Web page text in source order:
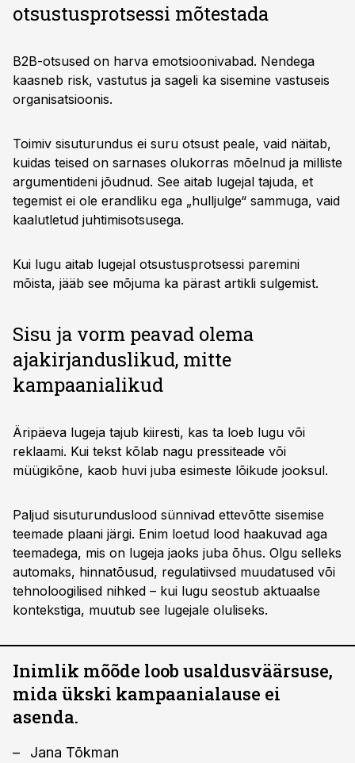
otsustusprotsessi mõtestada
B2B-otsused on harva emotsioonivabad. Nendega
kaasneb risk, vastutus ja sageli ka sisemine vastuseis
organisatsioonis.
Toimiv sisuturundus ei suru otsust peale, vaid näitab,
kuidas teised on sarnases olukorras mõelnud ja milliste
argumentideni jõudnud. See aitab lugejal tajuda, et
tegemist ei ole erandliku ega „hulljulge“ sammuga, vaid
kaalutletud juhtimisotsusega.
Kui lugu aitab lugejal otsustusprotsessi paremini
mõista, jääb see mõjuma ka pärast artikli sulgemist.
Sisu ja vorm peavad olema
ajakirjanduslikud, mitte
kampaanialikud
Äripäeva lugeja tajub kiiresti, kas ta loeb lugu või
reklaami. Kui tekst kõlab nagu pressiteade või
müügikõne, kaob huvi juba esimeste lõikude jooksul.
Paljud sisuturunduslood sünnivad ettevõtte sisemise
teemade plaani järgi. Enim loetud lood haakuvad aga
teemadega, mis on lugeja jaoks juba õhus. Olgu selleks
automaks, hinnatõusud, regulatiivsed muudatused või
tehnoloogilised nihked – kui lugu seostub aktuaalse
kontekstiga, muutub see lugejale oluliseks.
Inimlik mõõde loob usaldusväärsuse,
mida ükski kampaanialause ei
asenda.
Jana Tõkman